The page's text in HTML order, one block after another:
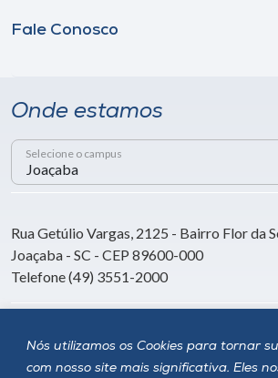
Nós utilizamos os Cookies para tornar
com nosso site mais significativa. Eles
Fale Conosco
Onde estamos
Selecione o campus
Rua Getúlio Vargas, 2125 - Bairro Flor da
Joaçaba - SC - CEP 89600-000
Telefone (49) 3551-2000
Siga a Unoesc